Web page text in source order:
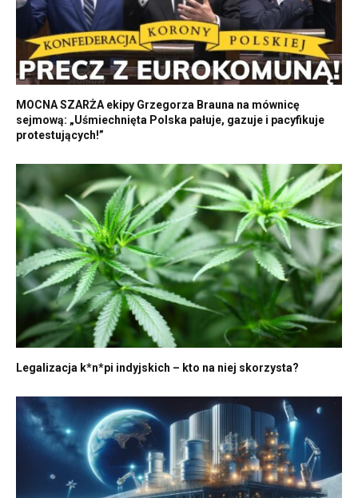
MOCNA SZARŻA ekipy Grzegorza Brauna na mównicę
sejmową: „Uśmiechnięta Polska pałuje, gazuje i pacyfikuje
protestujących!”
Legalizacja k*n*pi indyjskich – kto na niej skorzysta?